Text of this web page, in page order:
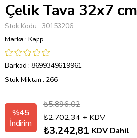
Çelik Tava 32x7 cm
Stok Kodu
30153206
Marka : Kapp
Barkod : 8699349619961
Stok Miktarı : 266
%45
İndirim
₺5.896,02
₺2.702,34 + KDV
KDV Dahil
₺3.242,81